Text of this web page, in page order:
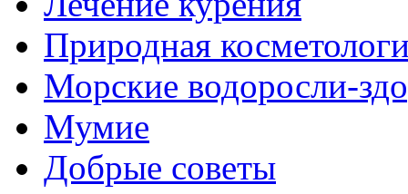
Природная
Морские водоросли-
Мумие
Добрые советы